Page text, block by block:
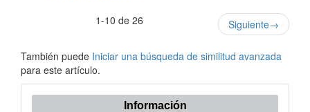
1-10 de 26
Siguiente→
También puede Iniciar una búsqueda de similitud avanzada
para este artículo.
Información